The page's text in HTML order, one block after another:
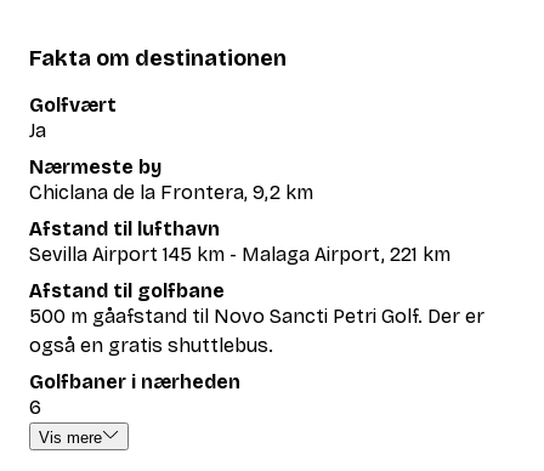
Fakta om destinationen
Golfvært
Ja
Nærmeste by
Chiclana de la Frontera, 9,2 km
Afstand til lufthavn
Sevilla Airport 145 km - Malaga Airport, 221 km
Afstand til golfbane
500 m gåafstand til Novo Sancti Petri Golf. Der er
også en gratis shuttlebus.
Golfbaner i nærheden
6
Vis mere